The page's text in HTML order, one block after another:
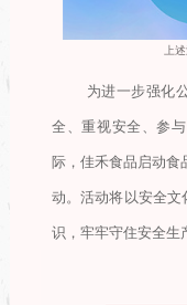
上
为进一步强化
全、重视安全、参
际，佳禾食品启动食
动。活动将以安全文
识，牢牢守住安全生